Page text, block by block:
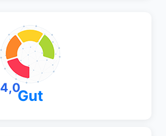
4,0Gut